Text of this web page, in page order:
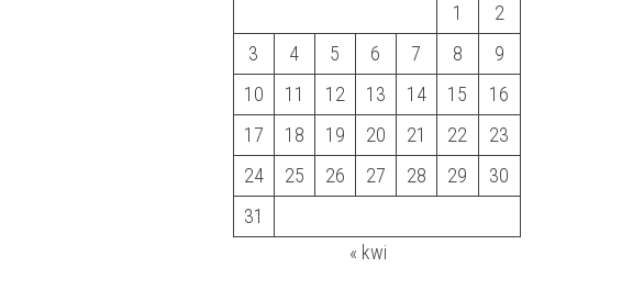
1
2
3
4 5 6 7 8
9
10
11 12 13 14 15
16
17
18 19 20 21 22
23
24
25 26 27 28 29
30
31
« kwi